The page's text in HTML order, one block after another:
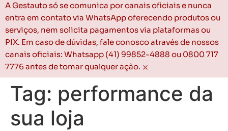
A Gestauto só se comunica por canais oficiais e nunca
entra em contato via WhatsApp oferecendo produtos ou
serviços, nem solicita pagamentos via plataformas ou
PIX. Em caso de dúvidas, fale conosco através de nossos
canais oficiais: Whatsapp (41) 99852-4888 ou 0800 717
7776 antes de tomar qualquer ação. ×
Tag: performance da
sua loja